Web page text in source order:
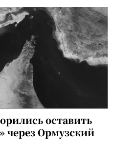
оставить
через Ормузский